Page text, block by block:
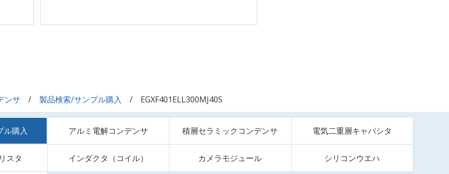
ンサ 製品検索/サンプル購入 EGXF401ELL300MJ40S
ル購入 アルミ電解コンデンサ 積層セラミックコンデンサ 電気二重層キャパシタ
スタ インダクタ（コイル） カメラモジュール シリコンウエハ